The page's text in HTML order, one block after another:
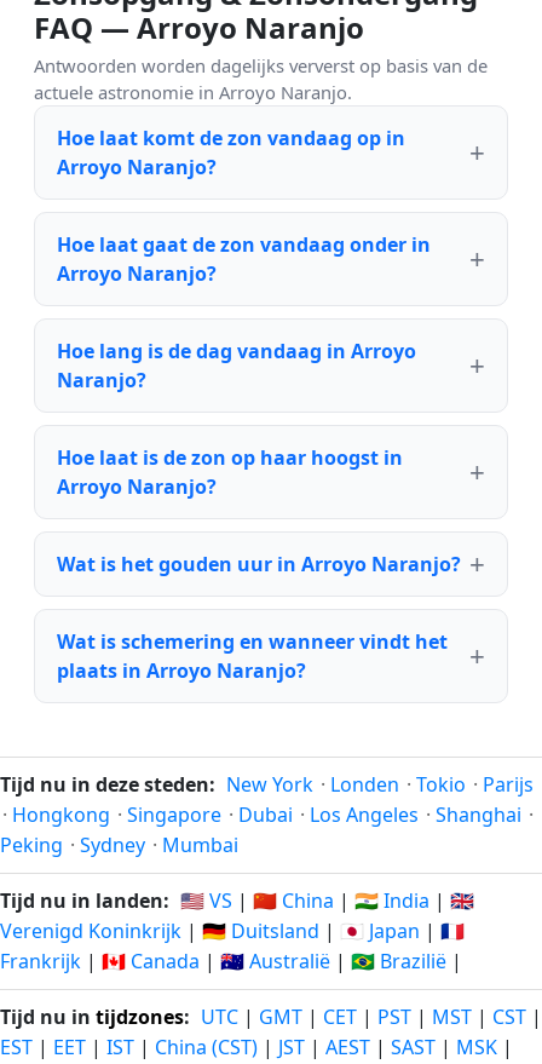
FAQ — Arroyo Naranjo
Antwoorden worden dagelijks ververst op basis van de
actuele astronomie in Arroyo Naranjo.
Hoe laat komt de zon vandaag op in
Arroyo Naranjo?
Hoe laat gaat de zon vandaag onder in
Arroyo Naranjo?
Hoe lang is de dag vandaag in Arroyo
Naranjo?
Hoe laat is de zon op haar hoogst in
Arroyo Naranjo?
Wat is het gouden uur in Arroyo Naranjo?
Wat is schemering en wanneer vindt het
plaats in Arroyo Naranjo?
Tijd nu in deze steden: New York · Londen · Tokio · Parijs
· Hongkong · Singapore · Dubai · Los Angeles · Shanghai ·
Peking · Sydney · Mumbai
Tijd nu in landen: 🇺🇸 VS | 🇨🇳 China | 🇮🇳 India | 🇬🇧
Verenigd Koninkrijk | 🇩🇪 Duitsland | 🇯🇵 Japan | 🇫🇷
Frankrijk | 🇨🇦 Canada | 🇦🇺 Australië | 🇧🇷 Brazilië |
Tijd nu in tijdzones: UTC | GMT | CET | PST | MST | CST |
EST | EET | IST | China (CST) | JST | AEST | SAST | MSK |